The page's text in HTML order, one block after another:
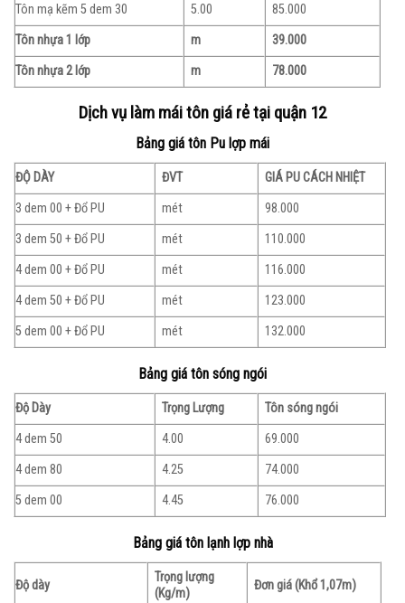
Tôn mạ kẽm 5 dem 30
5.00
85.000
Tôn nhựa 1 lớp
m
39.000
Tôn nhựa 2 lớp
m 78.000
Dịch vụ làm mái tôn giá rẻ tại quận 12
Bảng giá tôn Pu lợp mái
ĐỘ DÀY ĐVT
GIÁ PU CÁCH NHIỆT
3 dem 00 + Đổ PU
mét
98.000
3 dem 50 + Đổ PU
mét
110.000
4 dem 00 + Đổ PU
mét
116.000
4 dem 50 + Đổ PU
mét
123.000
5 dem 00 + Đổ PU
mét 132.000
Bảng giá tôn sóng ngói
Độ Dày Trọng Lượng
Tôn sóng ngói
4 dem 50
4.00
69.000
4 dem 80
4.25
74.000
5 dem 00
4.45 76.000
Bảng giá tôn lạnh lợp nhà
Độ dày
Trọng lượng
(Kg/m)
Đơn giá (Khổ 1,07m)